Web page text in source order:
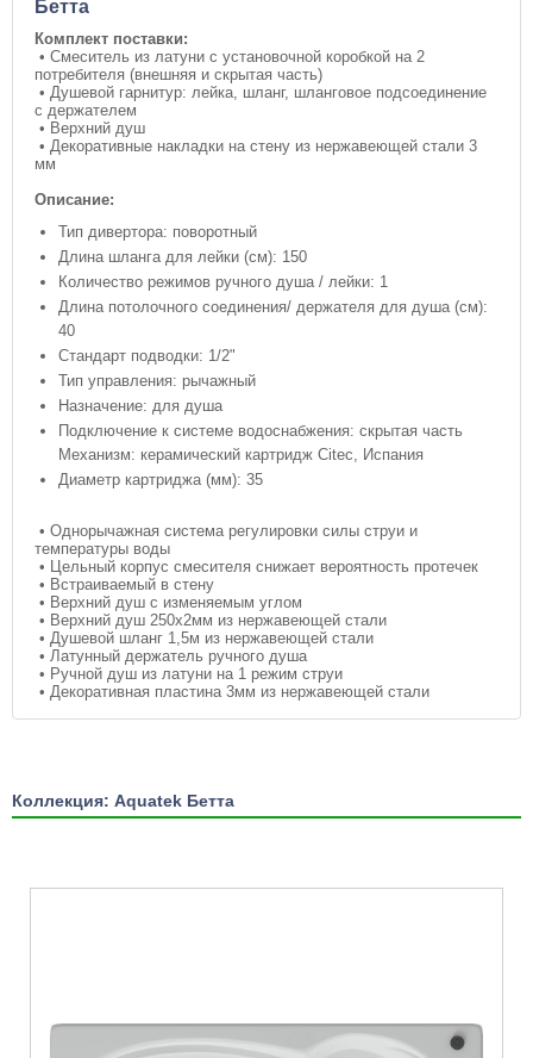
Бетта
Комплект поставки:
• Смеситель из латуни с установочной коробкой на 2
потребителя (внешняя и скрытая часть)
• Душевой гарнитур: лейка, шланг, шланговое подсоединение
с держателем
• Верхний душ
• Декоративные накладки на стену из нержавеющей стали 3
мм
Описание:
Тип дивертора: поворотный
Длина шланга для лейки (см): 150
Количество режимов ручного душа / лейки: 1
Длина потолочного соединения/ держателя для душа (см):
40
Стандарт подводки: 1/2"
Тип управления: рычажный
Назначение: для душа
Подключение к системе водоснабжения: скрытая часть
Механизм: керамический картридж Citec, Испания
Диаметр картриджа (мм): 35
• Однорычажная система регулировки силы струи и
температуры воды
• Цельный корпус смесителя снижает вероятность протечек
• Встраиваемый в стену
• Верхний душ с изменяемым углом
• Верхний душ 250х2мм из нержавеющей стали
• Душевой шланг 1,5м из нержавеющей стали
• Латунный держатель ручного душа
• Ручной душ из латуни на 1 режим струи
• Декоративная пластина 3мм из нержавеющей стали
Коллекция: Aquatek Бетта